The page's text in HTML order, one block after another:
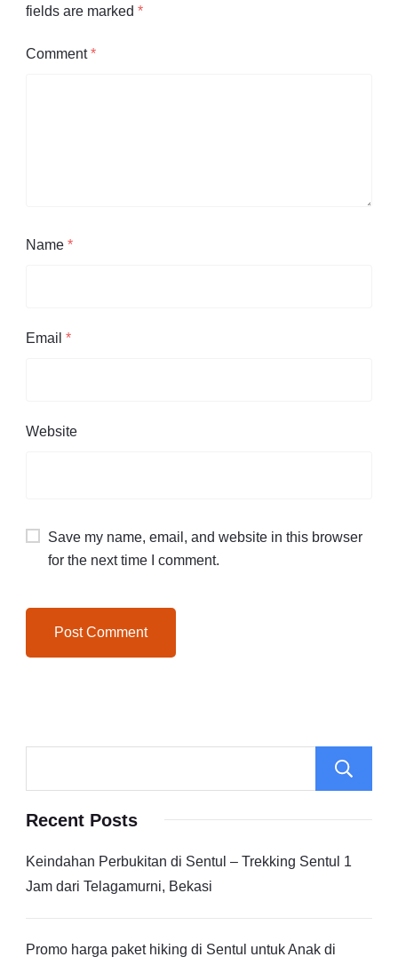
fields are marked *
Comment*
Name *
Email *
Website
Save my name, email, and website in this browser
for the next time I comment.
Recent Posts
Keindahan Perbukitan di Sentul – Trekking Sentul 1
Jam dari Telagamurni, Bekasi
Promo harga paket hiking di Sentul untuk Anak di